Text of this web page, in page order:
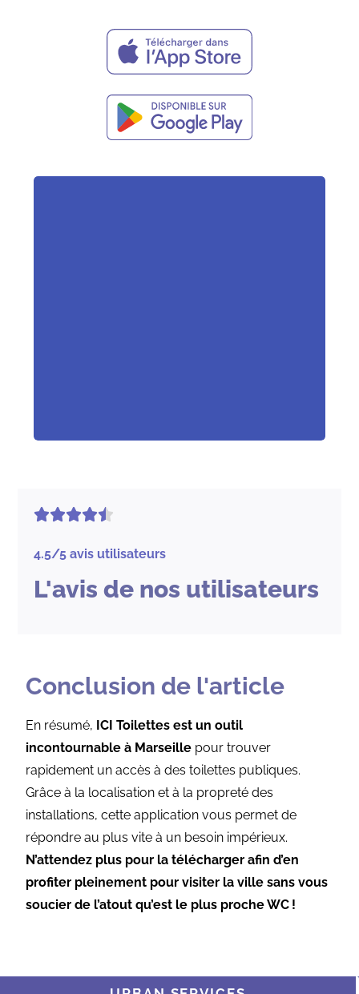
4.5/5avis utilisateurs
L'avis de nos utilisateurs
Conclusion de l'article
En résumé, ICI Toilettes est un outil
incontournable à Marseille pour trouver
rapidement un accès à des toilettes publiques.
Grâce à la localisation et à la propreté des
installations, cette application vous permet de
répondre au plus vite à un besoin impérieux.
N’attendez plus pour la télécharger afin d’en
profiter pleinement pour visiter la ville sans vous
soucier de l’atout qu’est le plus proche WC !